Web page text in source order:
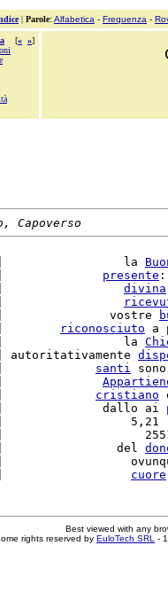
| Parole: Alfabetica - Frequenza -
[« »]
Capoverso
la
presente
divina
|               vostre
riconosciuto a
|                 la
| autoritativamente
santi
cristiano
|              dallo ai
5,21
|
|                del
|
cuore
Best viewed with any
rights reserved by EuloTech SRL -